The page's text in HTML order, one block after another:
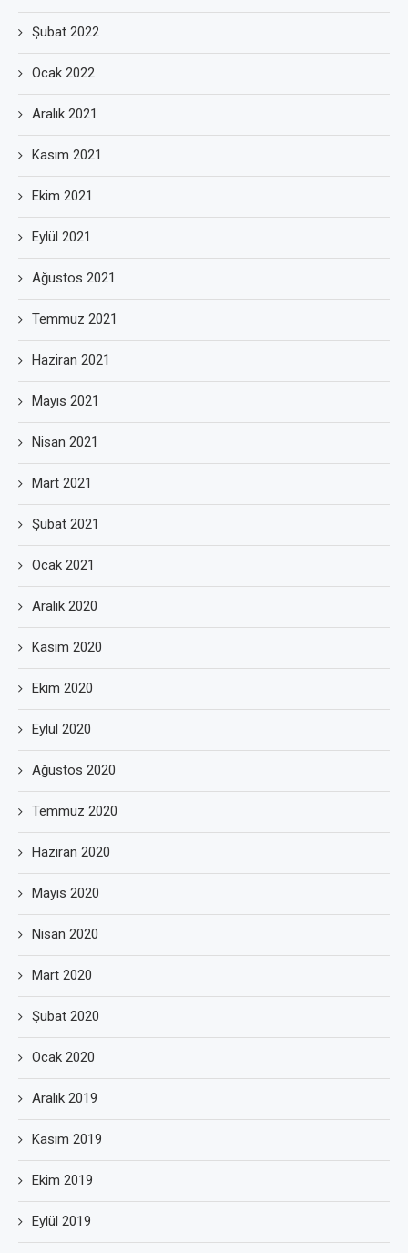
Şubat 2022
Ocak 2022
Aralık 2021
Kasım 2021
Ekim 2021
Eylül 2021
Ağustos 2021
Temmuz 2021
Haziran 2021
Mayıs 2021
Nisan 2021
Mart 2021
Şubat 2021
Ocak 2021
Aralık 2020
Kasım 2020
Ekim 2020
Eylül 2020
Ağustos 2020
Temmuz 2020
Haziran 2020
Mayıs 2020
Nisan 2020
Mart 2020
Şubat 2020
Ocak 2020
Aralık 2019
Kasım 2019
Ekim 2019
Eylül 2019